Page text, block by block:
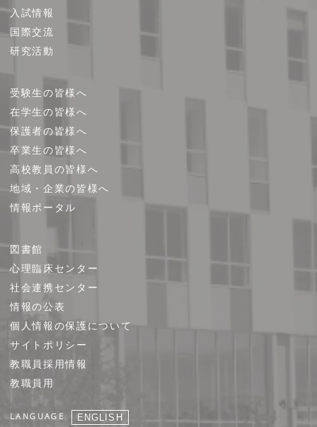
プ 入試情報
国際交流
研究活動
受験生の皆様へ
在学生の皆様へ
保護者の皆様へ
卒業生の皆様へ
高校教員の皆様へ
地域・企業の皆様へ
情報ポータル
図書館
心理臨床センター
社会連携センター
情報の公表
個人情報の保護について
サイトポリシー
教職員採用情報
教職員用
LANGUAGE ENGLISH